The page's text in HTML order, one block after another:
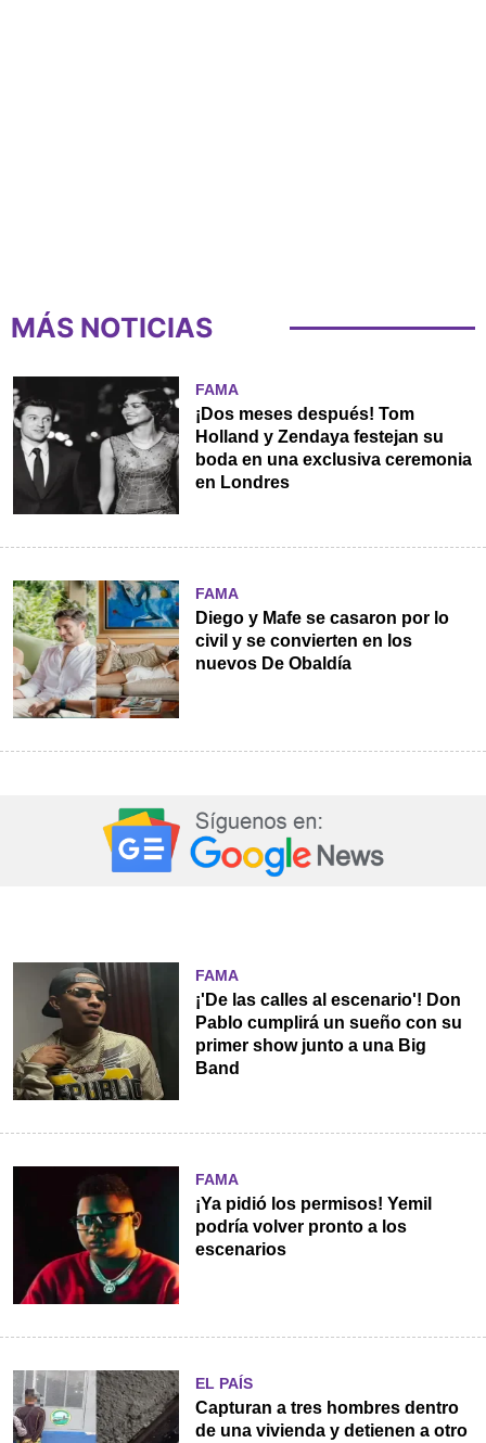
MÁS NOTICIAS
FAMA
¡Dos meses después! Tom
Holland y Zendaya festejan su
boda en una exclusiva ceremonia
en Londres
FAMA
Diego y Mafe se casaron por lo
civil y se convierten en los
nuevos De Obaldía
FAMA
¡'De las calles al escenario'! Don
Pablo cumplirá un sueño con su
primer show junto a una Big
Band
FAMA
¡Ya pidió los permisos! Yemil
podría volver pronto a los
escenarios
EL PAÍS
Capturan a tres hombres dentro
de una vivienda y detienen a otro